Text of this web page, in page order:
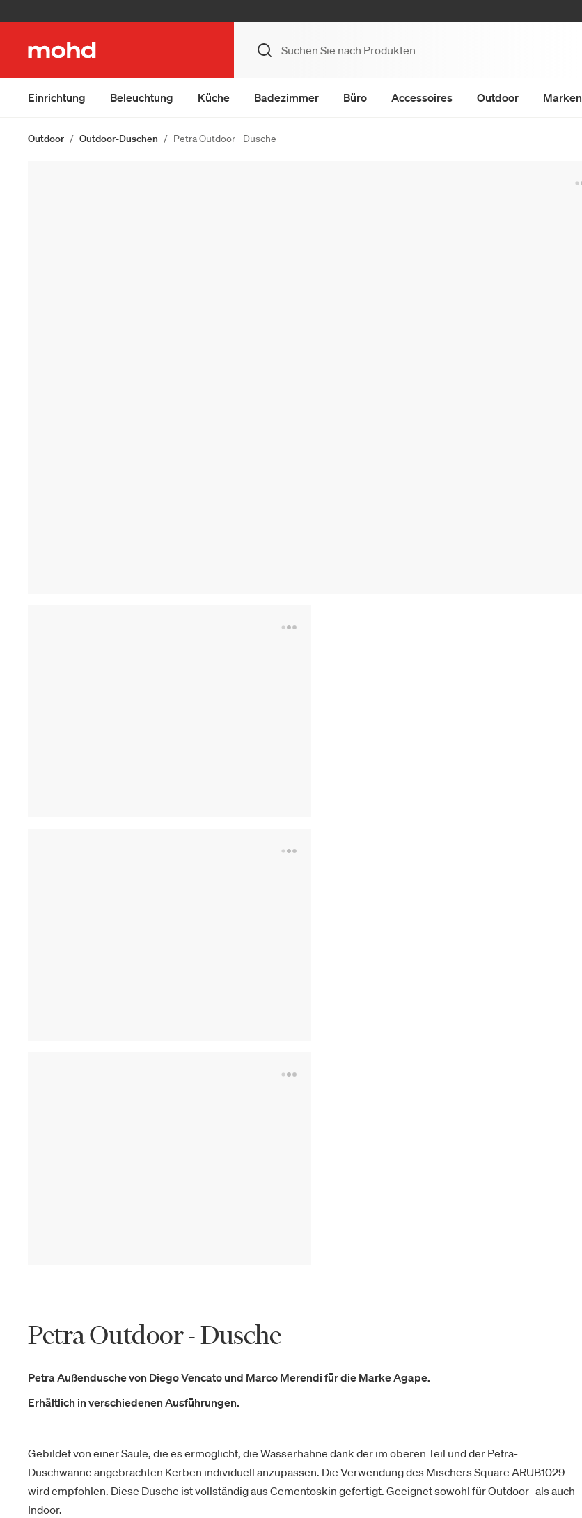
Einrichtung Beleuchtung Küche Badezimmer Büro Accessoires Outdoor Marken
Outdoor Outdoor-Duschen Petra Outdoor - Dusche
Petra Outdoor - Dusche
Petra Außendusche von Diego Vencato und Marco Merendi für die Marke Agape.
Erhältlich in verschiedenen Ausführungen.
Gebildet von einer Säule, die es ermöglicht, die Wasserhähne dank der im oberen Teil und der Petra-
Duschwanne angebrachten Kerben individuell anzupassen. Die Verwendung des Mischers Square ARUB1029
wird empfohlen. Diese Dusche ist vollständig aus Cementoskin gefertigt. Geeignet sowohl für Outdoor- als auch
Indoor.